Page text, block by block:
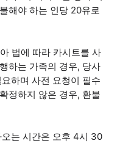
해야 하는 인당 20유로
법에 따라 카시트를 사
하는 가족의 경우, 당사
하며 사전 요청이 필수
정하지 않은 경우, 환불
는 시간은 오후 4시 30